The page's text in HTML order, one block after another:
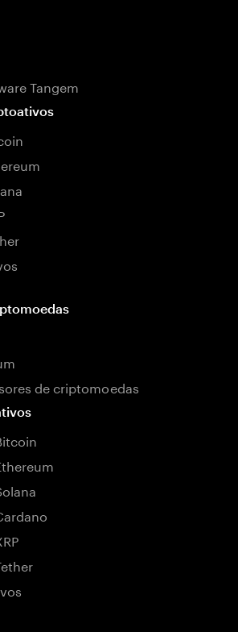
Tangem
de criptomoedas